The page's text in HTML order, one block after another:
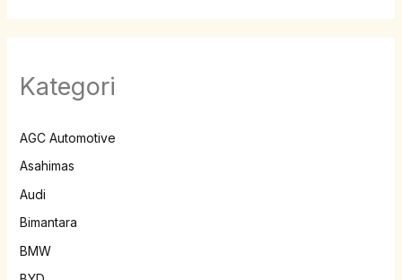
Kategori
AGC Automotive
Asahimas
Audi
Bimantara
BMW